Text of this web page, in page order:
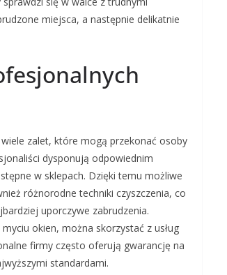
miejsca, a następnie delikatnie
zalet, które mogą przekonać osoby
dysponują odpowiednim
w sklepach. Dzięki temu możliwe
różnorodne techniki czyszczenia, co
uporczywe zabrudzenia.
okien, można skorzystać z usług
firmy często oferują gwarancję na
standardami.